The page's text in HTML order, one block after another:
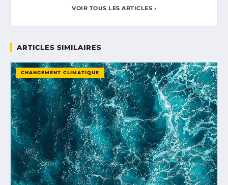
VOIR TOUS LES ARTICLES ›
ARTICLES SIMILAIRES
CHANGEMENT CLIMATIQUE